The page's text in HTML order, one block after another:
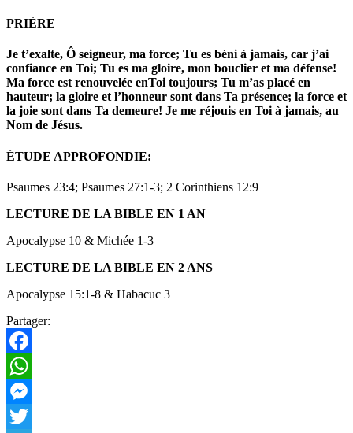
PRIÈRE
Je t’exalte, Ô seigneur, ma force; Tu es béni à jamais, car j’ai
confiance en Toi; Tu es ma gloire, mon bouclier et ma défense!
Ma force est renouvelée enToi toujours; Tu m’as placé en
hauteur; la gloire et l’honneur sont dans Ta présence; la force et
la joie sont dans Ta demeure! Je me réjouis en Toi à jamais, au
Nom de Jésus.
ÉTUDE APPROFONDIE:
Psaumes 23:4; Psaumes 27:1-3; 2 Corinthiens 12:9
LECTURE DE LA BIBLE EN 1 AN
Apocalypse 10 & Michée 1-3
LECTURE DE LA BIBLE EN 2 ANS
Apocalypse 15:1-8 & Habacuc 3
Partager:
Facebook
WhatsApp
Messenger